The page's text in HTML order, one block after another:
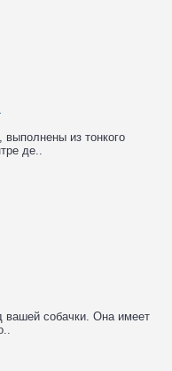
из тонкого
де..
вашей собачки. Она имеет